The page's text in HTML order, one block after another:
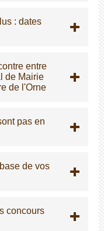
: dates
entre
de Mairie
de l'Orne
pas en
de vos
concours